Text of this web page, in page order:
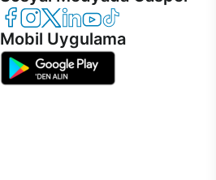
Casper Facebook
Casper Instagram
Casper Twitter
Casper LinkedIn
Casper YouTube
Casper TikTok
Mobil Uygulama